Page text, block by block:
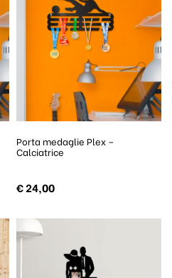
Porta medaglie Plex –
Calciatrice
€24,00